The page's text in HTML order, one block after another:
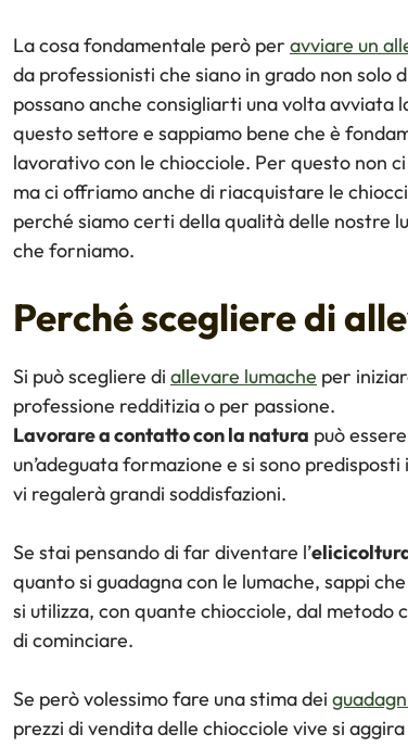
La cosa fondamentale però per avviare un
da professionisti che siano in grado non solo
possano anche consigliarti una volta avviata
questo settore e sappiamo bene che è
lavorativo con le chiocciole. Per questo non
ma ci offriamo anche di riacquistare le
perché siamo certi della qualità delle nostre
che forniamo.
Perché scegliere di
Si può scegliere di allevare lumache per
professione redditizia o per passione.
Lavorare a contatto con la natura può
un’adeguata formazione e si sono
vi regalerà grandi soddisfazioni.
Se stai pensando di far diventare l’
quanto si guadagna con le lumache, sappi
si utilizza, con quante chiocciole, dal
di cominciare.
Se però volessimo fare una stima dei
prezzi di vendita delle chiocciole vive si